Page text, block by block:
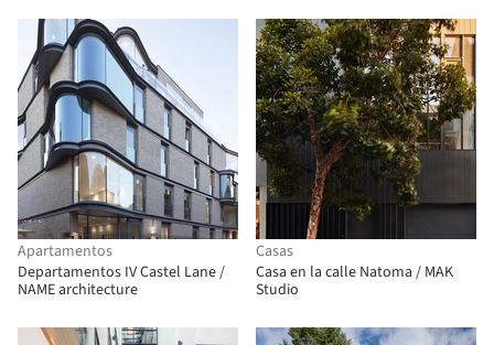
Apartamentos
Departamentos IV Castel Lane /
NAME architecture
Casas
Casa en la calle Natoma / MAK
Studio